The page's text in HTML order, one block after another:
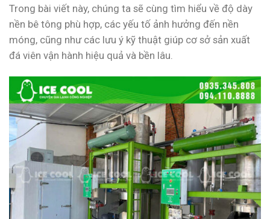
Trong bài viết này, chúng ta sẽ cùng tìm hiểu về độ dày
nền bê tông phù hợp, các yếu tố ảnh hưởng đến nền
móng, cũng như các lưu ý kỹ thuật giúp cơ sở sản xuất
đá viên vận hành hiệu quả và bền lâu.